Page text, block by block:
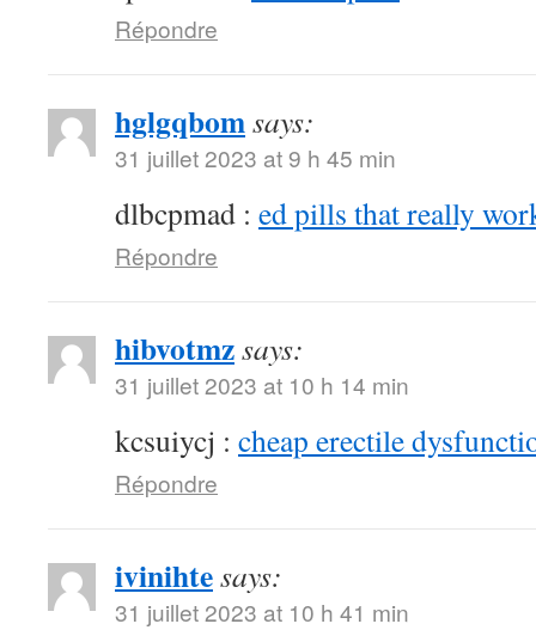
Répondre
hglgqbomsays:
31 juillet 2023 at 9 h 45 min
dlbcpmad : ed pills that really
Répondre
hibvotmzsays:
31 juillet 2023 at 10 h 14 min
kcsuiycj : cheap erectile
Répondre
ivinihtesays:
31 juillet 2023 at 10 h 41 min